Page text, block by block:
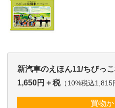
新汽車のえほん11/ちびっ
1,650円＋税（10%税込1,815
買物